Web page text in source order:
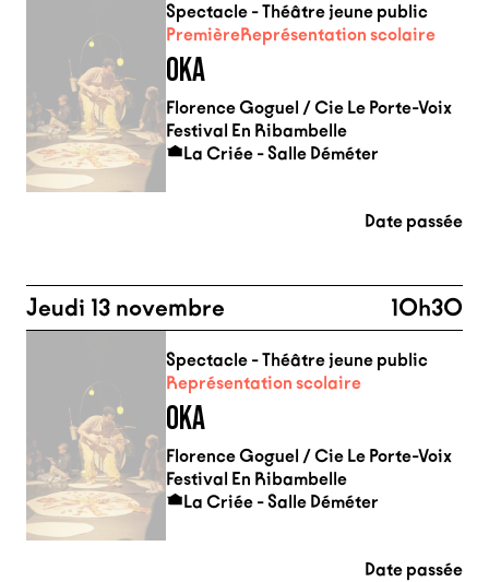
Spectacle - Théâtre jeune public
PremièreReprésentation scolaire
OKA
Florence Goguel / Cie Le Porte-Voix
Festival En Ribambelle
La Criée - Salle Déméter
Date passée
Jeudi 13 novembre 10h30
Spectacle - Théâtre jeune public
Représentation scolaire
OKA
Florence Goguel / Cie Le Porte-Voix
Festival En Ribambelle
La Criée - Salle Déméter
Date passée